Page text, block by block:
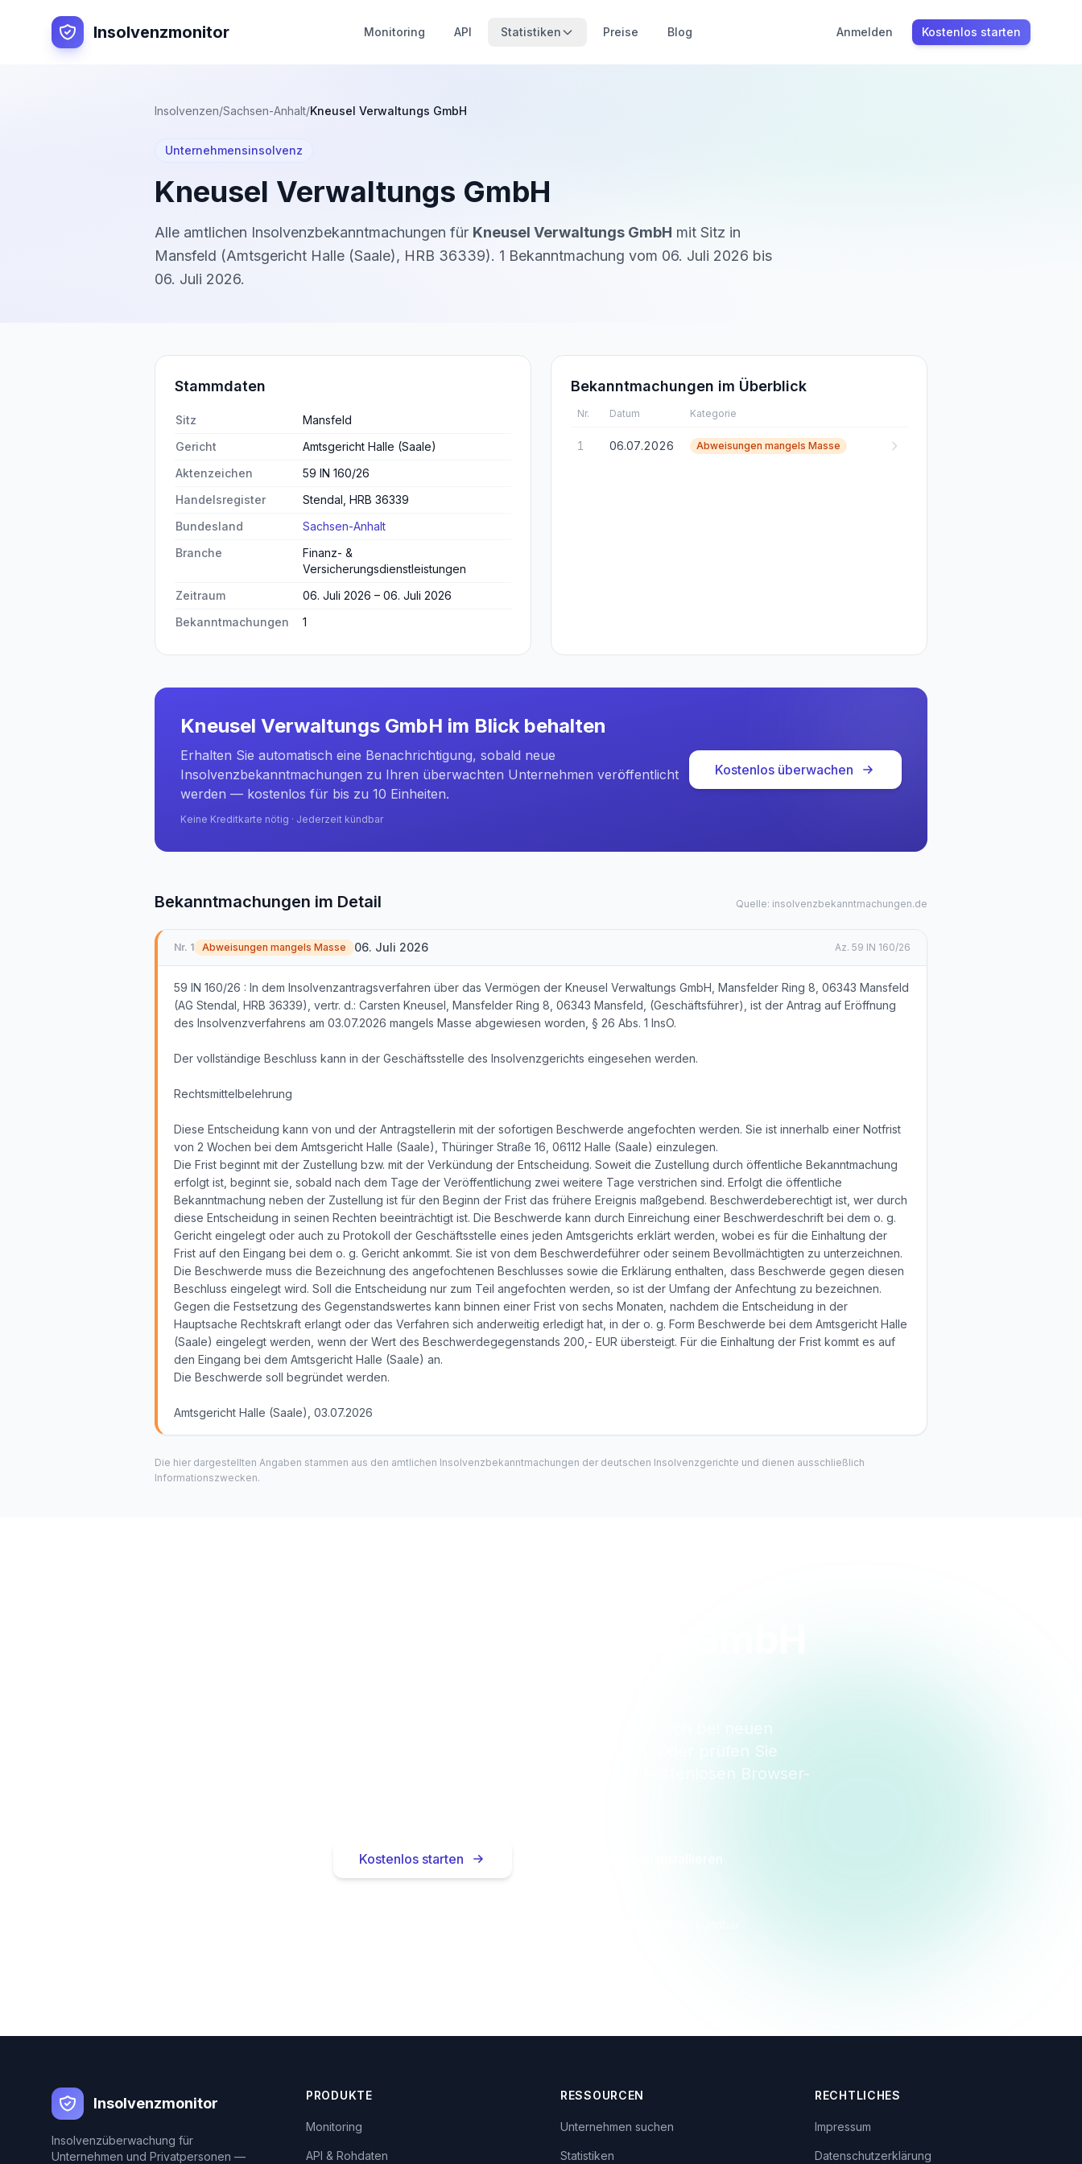
Insolvenzmonitor Monitoring API Statistiken Preise Blog Anmelden Kostenlos starten
Insolvenzen/Sachsen-Anhalt/Kneusel Verwaltungs GmbH
Unternehmensinsolvenz
Kneusel Verwaltungs GmbH
Alle amtlichen Insolvenzbekanntmachungen für Kneusel Verwaltungs GmbH mit Sitz in
Mansfeld (Amtsgericht Halle (Saale), HRB 36339). 1 Bekanntmachung vom 06. Juli 2026 bis
06. Juli 2026.
Stammdaten
Sitz
Mansfeld
Gericht
Amtsgericht Halle (Saale)
Aktenzeichen
59 IN 160/26
Handelsregister
Stendal, HRB 36339
Bundesland
Sachsen-Anhalt
Branche
Finanz- &
Versicherungsdienstleistungen
Zeitraum
06. Juli 2026 – 06. Juli 2026
Bekanntmachungen
1
Bekanntmachungen im Überblick
Nr. Datum Kategorie
1 06.07.2026 Abweisungen mangels Masse
Kneusel Verwaltungs GmbH im Blick behalten
Erhalten Sie automatisch eine Benachrichtigung, sobald neue
Insolvenzbekanntmachungen zu Ihren überwachten Unternehmen veröffentlicht
werden — kostenlos für bis zu 10 Einheiten.
Keine Kreditkarte nötig · Jederzeit kündbar
Kostenlos überwachen
Bekanntmachungen im Detail Quelle: insolvenzbekanntmachungen.de
Nr. 1 Abweisungen mangels Masse 06. Juli 2026 Az. 59 IN 160/26
59 IN 160/26 : In dem Insolvenzantragsverfahren über das Vermögen der Kneusel Verwaltungs GmbH, Mansfelder Ring 8, 06343 Mansfeld
(AG Stendal, HRB 36339), vertr. d.: Carsten Kneusel, Mansfelder Ring 8, 06343 Mansfeld, (Geschäftsführer), ist der Antrag auf Eröffnung
des Insolvenzverfahrens am 03.07.2026 mangels Masse abgewiesen worden, § 26 Abs. 1 InsO.
Der vollständige Beschluss kann in der Geschäftsstelle des Insolvenzgerichts eingesehen werden.
Rechtsmittelbelehrung
Diese Entscheidung kann von und der Antragstellerin mit der sofortigen Beschwerde angefochten werden. Sie ist innerhalb einer Notfrist
von 2 Wochen bei dem Amtsgericht Halle (Saale), Thüringer Straße 16, 06112 Halle (Saale) einzulegen.
Die Frist beginnt mit der Zustellung bzw. mit der Verkündung der Entscheidung. Soweit die Zustellung durch öffentliche Bekanntmachung
erfolgt ist, beginnt sie, sobald nach dem Tage der Veröffentlichung zwei weitere Tage verstrichen sind. Erfolgt die öffentliche
Bekanntmachung neben der Zustellung ist für den Beginn der Frist das frühere Ereignis maßgebend. Beschwerdeberechtigt ist, wer durch
diese Entscheidung in seinen Rechten beeinträchtigt ist. Die Beschwerde kann durch Einreichung einer Beschwerdeschrift bei dem o. g.
Gericht eingelegt oder auch zu Protokoll der Geschäftsstelle eines jeden Amtsgerichts erklärt werden, wobei es für die Einhaltung der
Frist auf den Eingang bei dem o. g. Gericht ankommt. Sie ist von dem Beschwerdeführer oder seinem Bevollmächtigten zu unterzeichnen.
Die Beschwerde muss die Bezeichnung des angefochtenen Beschlusses sowie die Erklärung enthalten, dass Beschwerde gegen diesen
Beschluss eingelegt wird. Soll die Entscheidung nur zum Teil angefochten werden, so ist der Umfang der Anfechtung zu bezeichnen.
Gegen die Festsetzung des Gegenstandswertes kann binnen einer Frist von sechs Monaten, nachdem die Entscheidung in der
Hauptsache Rechtskraft erlangt oder das Verfahren sich anderweitig erledigt hat, in der o. g. Form Beschwerde bei dem Amtsgericht Halle
(Saale) eingelegt werden, wenn der Wert des Beschwerdegegenstands 200,- EUR übersteigt. Für die Einhaltung der Frist kommt es auf
den Eingang bei dem Amtsgericht Halle (Saale) an.
Die Beschwerde soll begründet werden.
Amtsgericht Halle (Saale), 03.07.2026
Die hier dargestellten Angaben stammen aus den amtlichen Insolvenzbekanntmachungen der deutschen Insolvenzgerichte und dienen ausschließlich
Informationszwecken.
Registrieren Sie sich kostenlos und lassen Sie sich bei neuen
Bekanntmachungen automatisch informieren. Oder prüfen Sie
Unternehmen direkt beim Surfen — mit unserer kostenlosen Browser-
Kostenlos starten Browser-Extension installieren
Insolvenzmonitor
Insolvenzüberwachung für
Unternehmen und Privatpersonen —
PRODUKTE
Monitoring
API & Rohdaten
RESSOURCEN
Unternehmen suchen
Statistiken
RECHTLICHES
Impressum
Datenschutzerklärung